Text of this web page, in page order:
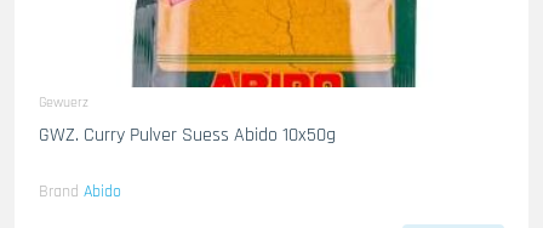
Gewuerz
GWZ. Curry Pulver Suess Abido 10x50g
Brand Abido